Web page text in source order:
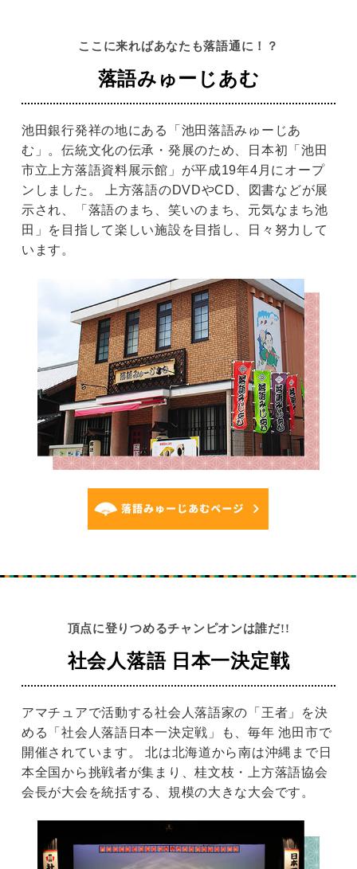
落語みゅーじあむ
ここに来ればあなたも落語通に！？
池田銀行発祥の地にある「池田落語みゅーじあ
む」。伝統文化の伝承・発展のため、日本初「池田
市立上方落語資料展示館」が平成19年4月にオープ
ンしました。 上方落語のDVDやCD、図書などが展
示され、「落語のまち、笑いのまち、元気なまち池
田」を目指して楽しい施設を目指し、日々努力して
います。
社会人落語 日本一決定戦
頂点に登りつめるチャンピオンは誰だ!!
アマチュアで活動する社会人落語家の「王者」を決
める「社会人落語日本一決定戦」も、毎年 池田市で
開催されています。 北は北海道から南は沖縄まで日
本全国から挑戦者が集まり、桂文枝・上方落語協会
会長が大会を統括する、規模の大きな大会です。